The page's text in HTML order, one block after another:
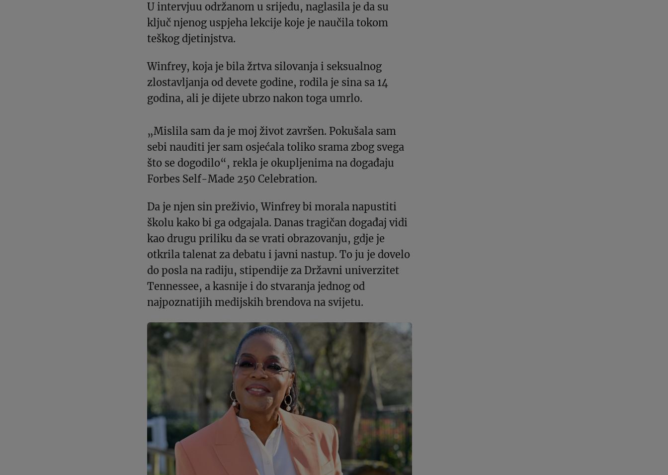
U intervjuu održanom u srijedu, naglasila je da su
ključ njenog uspjeha lekcije koje je naučila tokom
teškog djetinjstva.
Winfrey, koja je bila žrtva silovanja i seksualnog
zlostavljanja od devete godine, rodila je sina sa 14
godina, ali je dijete ubrzo nakon toga umrlo.
„Mislila sam da je moj život završen. Pokušala sam
sebi nauditi jer sam osjećala toliko srama zbog svega
što se dogodilo“, rekla je okupljenima na događaju
Forbes Self-Made 250 Celebration.
Da je njen sin preživio, Winfrey bi morala napustiti
školu kako bi ga odgajala. Danas tragičan događaj vidi
kao drugu priliku da se vrati obrazovanju, gdje je
otkrila talenat za debatu i javni nastup. To ju je dovelo
do posla na radiju, stipendije za Državni univerzitet
Tennessee, a kasnije i do stvaranja jednog od
najpoznatijih medijskih brendova na svijetu.